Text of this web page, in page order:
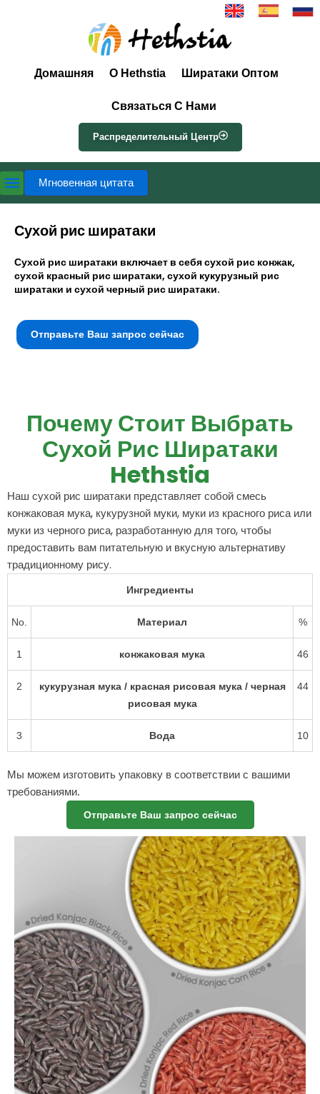
Домашняя О Hethstia Ширатаки Оптом
Связаться С Нами
Распределительный Центр
Мгновенная цитата
Сухой рис ширатаки
Сухой рис ширатаки включает в себя сухой рис конжак,
сухой красный рис ширатаки, сухой кукурузный рис
ширатаки и сухой черный рис ширатаки.
Отправьте Ваш запрос сейчас
Почему Стоит Выбрать
Сухой Рис Ширатаки
Hethstia
Наш сухой рис ширатаки представляет собой смесь
конжаковая мука, кукурузной муки, муки из красного риса или
муки из черного риса, разработанную для того, чтобы
предоставить вам питательную и вкусную альтернативу
традиционному рису.
Ингредиенты
No. Материал %
1 конжаковая мука 46
2
кукурузная мука / красная рисовая мука / черная
рисовая мука
44
3 Вода 10
Мы можем изготовить упаковку в соответствии с вашими
требованиями.
Отправьте Ваш запрос сейчас